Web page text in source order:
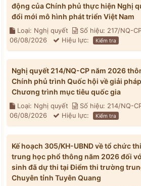
động của Chính phủ thực hiện Nghị
đổi mới mô hình phát triển Việt Nam
Loại: Nghị quyết Số hiệu: 217/NQ-
06/08/2026
Hiệu lực: Kiểm tra
Nghị quyết 214/NQ-CP năm 2026
Chính phủ trình Quốc hội về giải
Chương trình mục tiêu quốc gia
Loại: Nghị quyết Số hiệu: 214/NQ-
06/08/2026
Hiệu lực: Kiểm tra
Kế hoạch 305/KH-UBND về tổ chức
trung học phổ thông năm 2026 đối
sinh đã dự thi tại Điểm thi trường
Chuyên tỉnh Tuyên Quang